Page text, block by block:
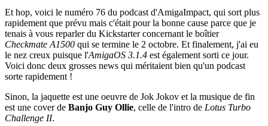
Et hop, voici le numéro 76 du podcast d'AmigaImpact, qui sort plus
rapidement que prévu mais c'était pour la bonne cause parce que je
tenais à vous reparler du Kickstarter concernant le boîtier
Checkmate A1500 qui se termine le 2 octobre. Et finalement, j'ai eu
le nez creux puisque l'AmigaOS 3.1.4 est également sorti ce jour.
Voici donc deux grosses news qui méritaient bien qu'un podcast
sorte rapidement !
Sinon, la jaquette est une oeuvre de Jok Jokov et la musique de fin
est une cover de Banjo Guy Ollie, celle de l'intro de Lotus Turbo
Challenge II.